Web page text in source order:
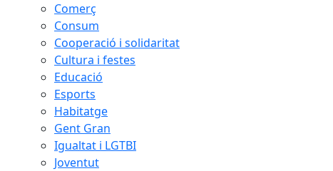
Comerç
Consum
Cooperació i solidaritat
Cultura i festes
Educació
Esports
Habitatge
Gent Gran
Igualtat i LGTBI
Joventut